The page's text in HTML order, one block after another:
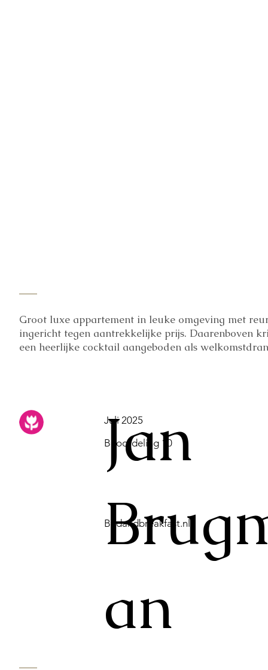
Groot luxe appartement in leuke omgeving met
ingericht tegen aantrekkelijke prijs. Daarenboven
een heerlijke cocktail aangeboden als
Jan
an
Juli 2025
Beoordeling 10
Bedandbreakfast.nl